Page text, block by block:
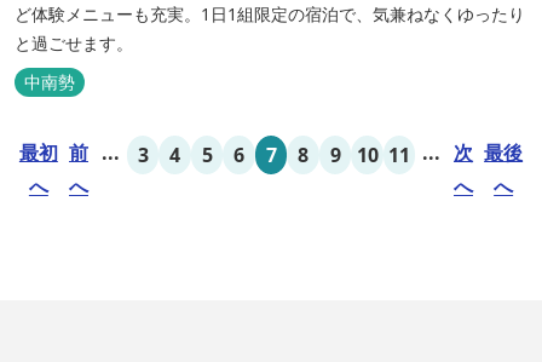
ど体験メニューも充実。1日1組限定の宿泊で、気兼ねなくゆったり
と過ごせます。
中南勢
最初
へ
前
へ
... 3 4 5 6 7 8 9 10 11 ... 次
へ
最後
へ